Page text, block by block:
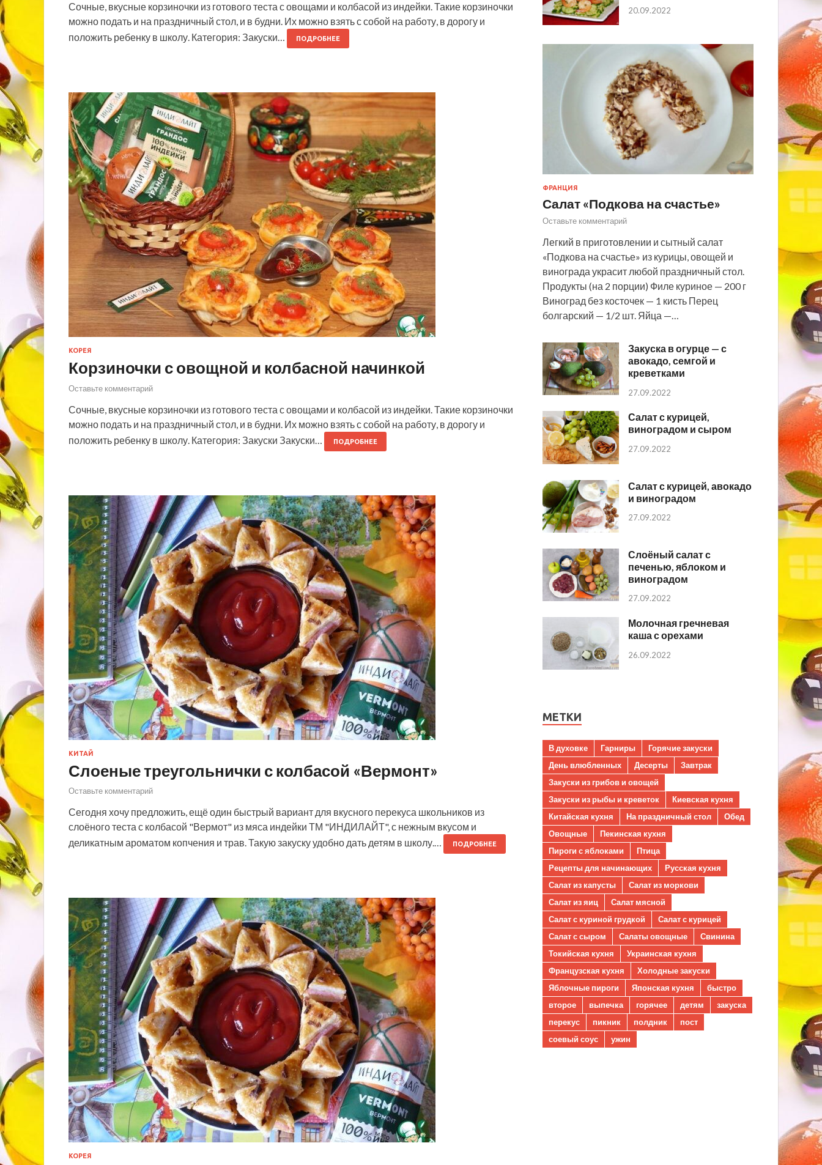
Сочные, вкусные корзиночки из готового теста с овощами и колбасой из индейки. Такие корзиночки
можно подать и на праздничный стол, и в будни. Их можно взять с собой на работу, в дорогу и
положить ребенку в школу. Категория: Закуски…
ПОДРОБНЕЕ
КОРЕЯ
Корзиночки с овощной и колбасной начинкой
Оставьте комментарий
Сочные, вкусные корзиночки из готового теста с овощами и колбасой из индейки. Такие корзиночки
можно подать и на праздничный стол, и в будни. Их можно взять с собой на работу, в дорогу и
положить ребенку в школу. Категория: Закуски Закуски…
ПОДРОБНЕЕ
КИТАЙ
Слоеные треугольнички с колбасой «Вермонт»
Оставьте комментарий
Сегодня хочу предложить, ещё один быстрый вариант для вкусного перекуса школьников из
слоёного теста с колбасой "Вермот" из мяса индейки ТМ "ИНДИЛАЙТ", с нежным вкусом и
деликатным ароматом копчения и трав. Такую закуску удобно дать детям в школу.…
ПОДРОБНЕЕ
КОРЕЯ
20.09.2022
ФРАНЦИЯ
Салат «Подкова на счастье»
Оставьте комментарий
Легкий в приготовлении и сытный салат
«Подкова на счастье» из курицы, овощей и
винограда украсит любой праздничный стол.
Продукты (на 2 порции) Филе куриное — 200 г
Виноград без косточек — 1 кисть Перец
болгарский — 1/2 шт. Яйца —…
Закуска в огурце — с
авокадо, семгой и
креветками
27.09.2022
Салат с курицей,
виноградом и сыром
27.09.2022
Салат с курицей, авокадо
и виноградом
27.09.2022
Слоёный салат с
печенью, яблоком и
виноградом
27.09.2022
Молочная гречневая
каша с орехами
26.09.2022
МЕТКИ
В духовке Гарниры
Горячие закуски
День влюбленных
Десерты
Завтрак
Закуски из грибов и овощей
Закуски из рыбы и креветок
Киевская кухня
Китайская кухня
На праздничный стол
Обед
Овощные
Пекинская кухня
Пироги с яблоками
Птица
Рецепты для начинающих
Русская кухня
Салат из капусты
Салат из моркови
Салат из яиц
Салат мясной
Салат с куриной грудкой
Салат с курицей
Салат с сыром
Салаты овощные
Свинина
Токийская кухня
Украинская кухня
Французская кухня
Холодные закуски
Яблочные пироги
Японская кухня
быстро
второе
выпечка горячее детям
закуска
перекус
пикник полдник
пост
соевый соус
ужин